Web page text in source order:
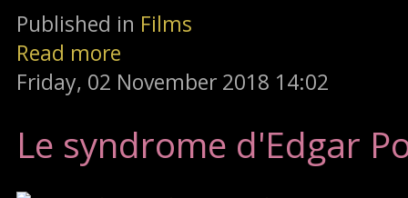
Published in Films
Read more
Friday, 02 November 2018 14:02
Le syndrome d'Edgar